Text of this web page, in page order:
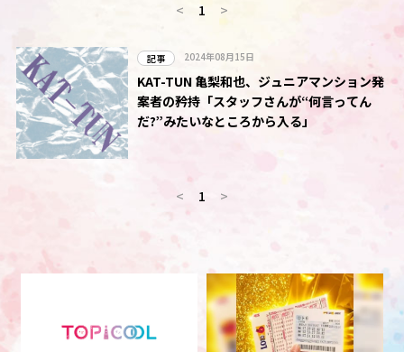
< 1 >
記事 2024年08月15日
KAT-TUN 亀梨和也、ジュニアマンション発
案者の矜持「スタッフさんが“何言ってん
だ?”みたいなところから入る」
< 1 >